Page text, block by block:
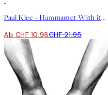
Paul Klee - Hammamet With its Mosque Poster
Ab CHF 10.98CHF 21.95